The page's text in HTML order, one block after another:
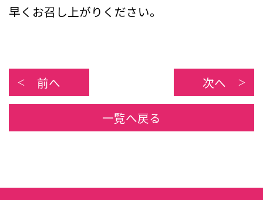
早くお召し上がりください。
前へ 次へ
一覧へ戻る